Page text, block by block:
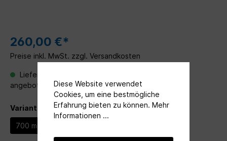
260,00 €*
Preise inkl. MwSt. zzgl. Versandkosten
Lieferung: Verfügbarkeit auf Anfrage per Mail an
angebot@ventileo.de
Variante
700 mm
Diese Website verwendet
Cookies, um eine bestmögliche
Erfahrung bieten zu können. Mehr
Informationen ...